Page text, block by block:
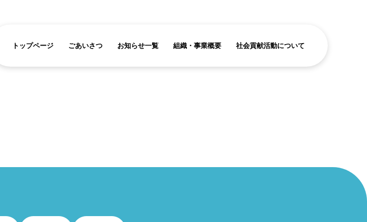
トップページ ごあいさつ お知らせ一覧 組織・事業概要 社会貢献活動について